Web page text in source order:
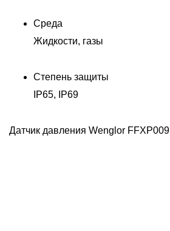
Среда
Жидкости, газы
Степень защиты
IP65, IP69
Датчик давления Wenglor FFXP009